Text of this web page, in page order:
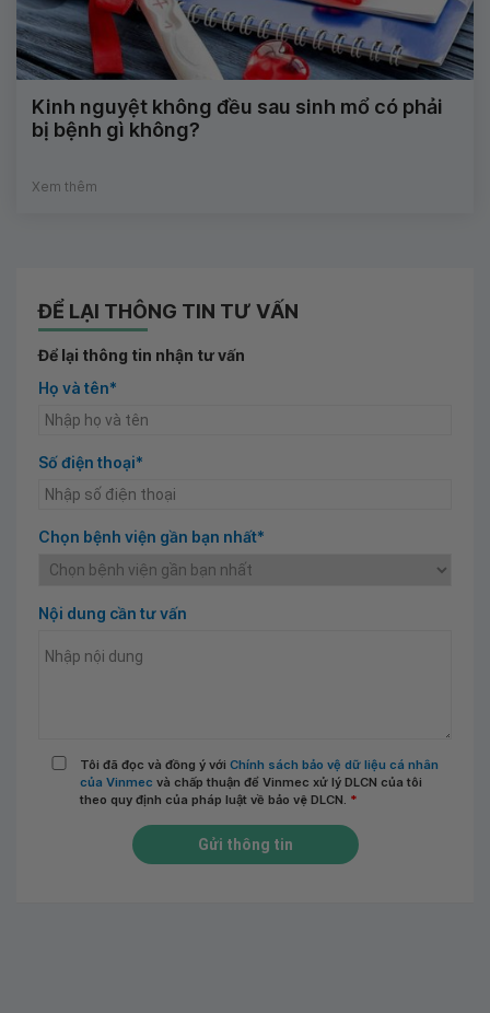
Kinh nguyệt không đều sau sinh mổ có phải
bị bệnh gì không?
Xem thêm
ĐỂ LẠI THÔNG TIN TƯ VẤN
Để lại thông tin nhận tư vấn
Họ và tên*
Số điện thoại*
Chọn bệnh viện gần bạn nhất*
Nội dung cần tư vấn
Tôi đã đọc và đồng ý với Chính sách bảo vệ dữ liệu cá nhân
của Vinmec và chấp thuận để Vinmec xử lý DLCN của tôi
theo quy định của pháp luật về bảo vệ DLCN. *
Gửi thông tin